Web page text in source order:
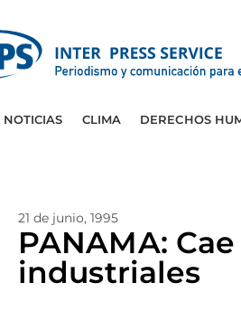
NOTICIAS CLIMA DERECHOS
21 de junio, 1995
PANAMA:
industriales